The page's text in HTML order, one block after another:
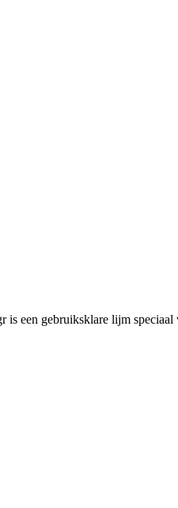
een gebruiksklare lijm